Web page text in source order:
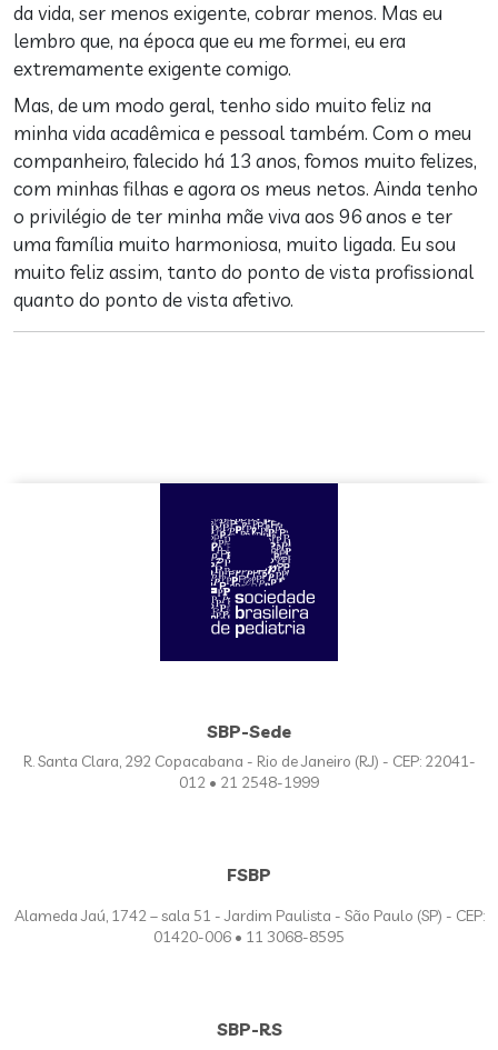
da vida, ser menos exigente, cobrar menos. Mas eu
lembro que, na época que eu me formei, eu era
extremamente exigente comigo.
Mas, de um modo geral, tenho sido muito feliz na
minha vida acadêmica e pessoal também. Com o meu
companheiro, falecido há 13 anos, fomos muito felizes,
com minhas filhas e agora os meus netos. Ainda tenho
o privilégio de ter minha mãe viva aos 96 anos e ter
uma família muito harmoniosa, muito ligada. Eu sou
muito feliz assim, tanto do ponto de vista profissional
quanto do ponto de vista afetivo.
SBP-Sede
R. Santa Clara, 292 Copacabana - Rio de Janeiro (RJ) - CEP: 22041-
012 • 21 2548-1999
FSBP
Alameda Jaú, 1742 – sala 51 - Jardim Paulista - São Paulo (SP) - CEP:
01420-006 • 11 3068-8595
SBP-RS